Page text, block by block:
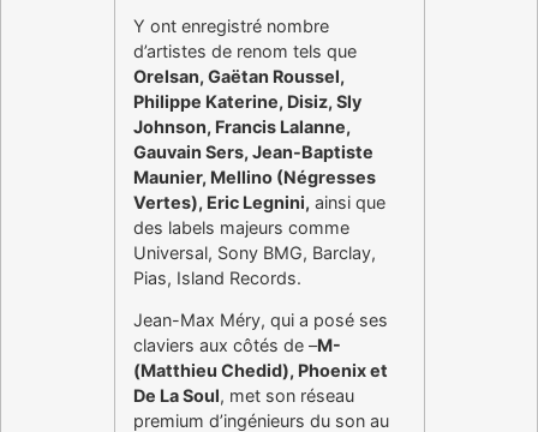
Y ont enregistré nombre
d’artistes de renom tels que
Orelsan, Gaëtan Roussel,
Philippe Katerine, Disiz, Sly
Johnson, Francis Lalanne,
Gauvain Sers, Jean-Baptiste
Maunier, Mellino (Négresses
Vertes), Eric Legnini, ainsi que
des labels majeurs comme
Universal, Sony BMG, Barclay,
Pias, Island Records.
Jean-Max Méry, qui a posé ses
claviers aux côtés de –M-
(Matthieu Chedid), Phoenix et
De La Soul, met son réseau
premium d’ingénieurs du son au